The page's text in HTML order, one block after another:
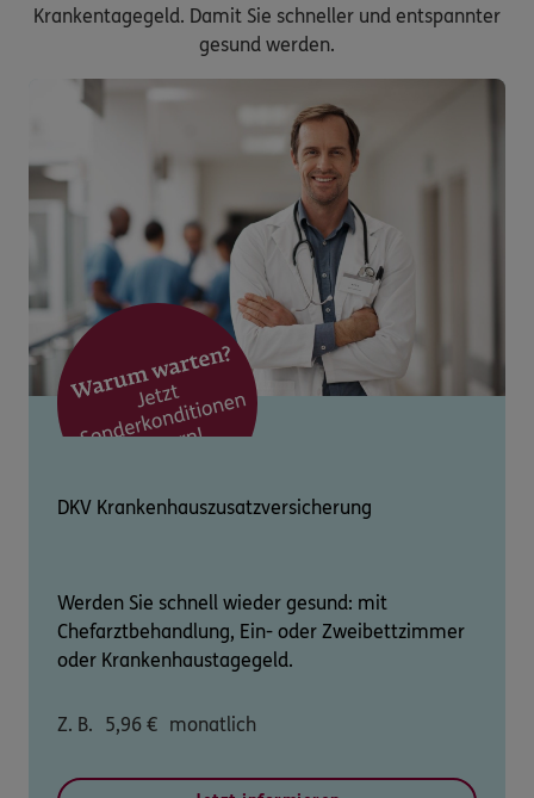
Krankentagegeld. Damit Sie schneller und entspannter
gesund werden.
DKV Krankenhauszusatzversicherung
Werden Sie schnell wieder gesund: mit
Chefarztbehandlung, Ein- oder Zweibettzimmer
oder Krankenhaustagegeld.
Z. B. 5,96 € monatlich